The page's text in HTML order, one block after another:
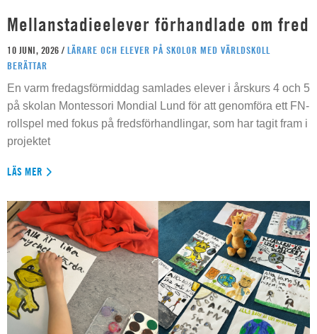
Mellanstadieelever förhandlade om fred
10 JUNI, 2026 / LÄRARE OCH ELEVER PÅ SKOLOR MED VÄRLDSKOLL
BERÄTTAR
En varm fredagsförmiddag samlades elever i årskurs 4 och 5
på skolan Montessori Mondial Lund för att genomföra ett FN-
rollspel med fokus på fredsförhandlingar, som har tagit fram i
projektet
LÄS MER